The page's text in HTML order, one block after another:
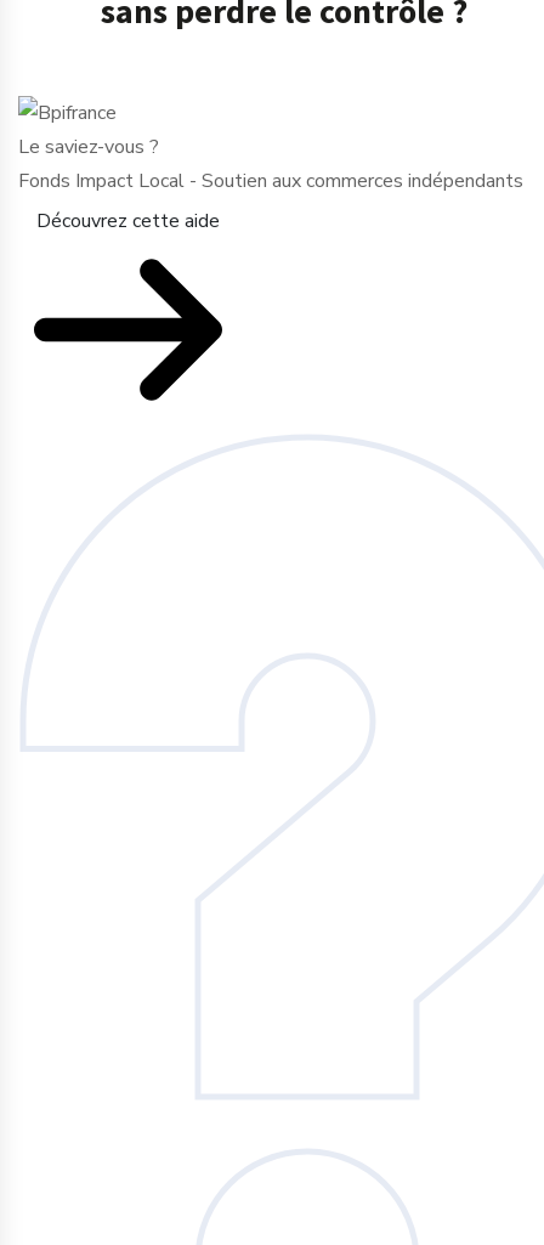
sans perdre le contrôle ?
Le saviez-vous ?
Fonds Impact Local - Soutien aux commerces indépendants
Découvrez cette aide